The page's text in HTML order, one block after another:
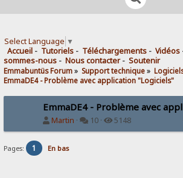
Select Language ▼
Accueil - Tutoriels - Téléchargements - Vidéos
sommes-nous - Nous contacter - Soutenir
Emmabuntüs Forum» Support technique»
EmmaDE4 - Problème avec application "Logiciels"
EmmaDE4 - Problème avec
Martin · 10 · 5148
Pages: 1 En bas